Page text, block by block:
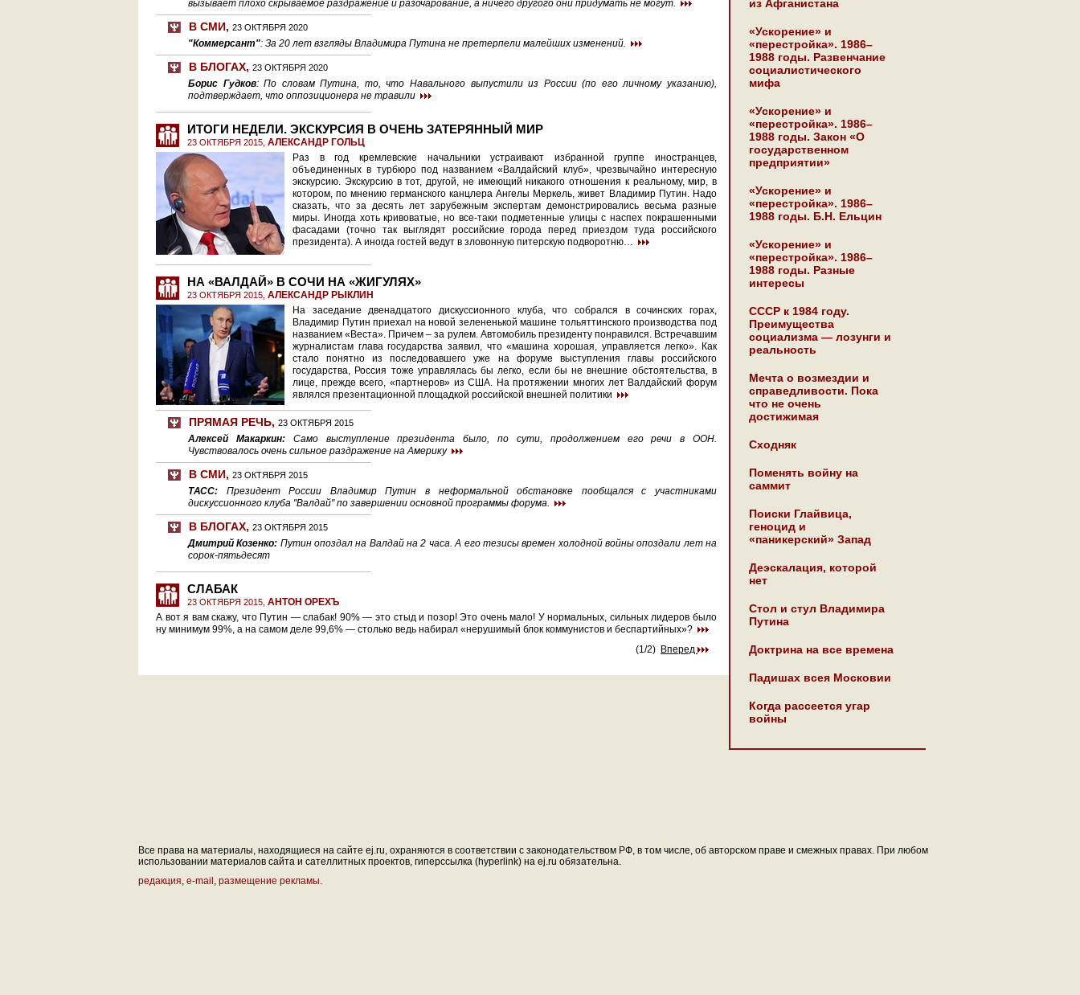
вызывает плохо скрываемое раздражение и разочарование, а ничего другого они придумать не могут.
В СМИ, 23 ОКТЯБРЯ 2020
"Коммерсант": За 20 лет взгляды Владимира Путина не претерпели малейших изменений.
В БЛОГАХ, 23 ОКТЯБРЯ 2020
Борис Гудков: По словам Путина, то, что Навального выпустили из России (по его личному указанию),
подтверждает, что оппозиционера не травили
ИТОГИ НЕДЕЛИ. ЭКСКУРСИЯ В ОЧЕНЬ ЗАТЕРЯННЫЙ МИР
23 ОКТЯБРЯ 2015, АЛЕКСАНДР ГОЛЬЦ
Раз в год кремлевские начальники устраивают избранной группе иностранцев,
объединенных в турбюро под названием «Валдайский клуб», чрезвычайно интересную
экскурсию. Экскурсию в тот, другой, не имеющий никакого отношения к реальному, мир, в
котором, по мнению германского канцлера Ангелы Меркель, живет Владимир Путин. Надо
сказать, что за десять лет зарубежным экспертам демонстрировались весьма разные
миры. Иногда хоть кривоватые, но все-таки подметенные улицы с наспех покрашенными
фасадами (точно так выглядят российские города перед приездом туда российского
президента). А иногда гостей ведут в зловонную питерскую подворотню…
НА «ВАЛДАЙ» В СОЧИ НА «ЖИГУЛЯХ»
23 ОКТЯБРЯ 2015, АЛЕКСАНДР РЫКЛИН
На заседание двенадцатого дискуссионного клуба, что собрался в сочинских горах,
Владимир Путин приехал на новой зелененькой машине тольяттинского производства под
названием «Веста». Причем – за рулем. Автомобиль президенту понравился. Встречавшим
журналистам глава государства заявил, что «машина хорошая, управляется легко». Как
стало понятно из последовавшего уже на форуме выступления главы российского
государства, Россия тоже управлялась бы легко, если бы не внешние обстоятельства, в
лице, прежде всего, «партнеров» из США. На протяжении многих лет Валдайский форум
являлся презентационной площадкой российской внешней политики
ПРЯМАЯ РЕЧЬ, 23 ОКТЯБРЯ 2015
Алексей Макаркин: Само выступление президента было, по сути, продолжением его речи в ООН.
Чувствовалось очень сильное раздражение на Америку
В СМИ, 23 ОКТЯБРЯ 2015
ТАСС: Президент России Владимир Путин в неформальной обстановке пообщался с участниками
дискуссионного клуба "Валдай" по завершении основной программы форума.
В БЛОГАХ, 23 ОКТЯБРЯ 2015
Дмитрий Козенко: Путин опоздал на Валдай на 2 часа. А его тезисы времен холодной войны опоздали лет на
сорок-пятьдесят
СЛАБАК
23 ОКТЯБРЯ 2015, АНТОН ОРЕХЪ
А вот я вам скажу, что Путин — слабак! 90% — это стыд и позор! Это очень мало! У нормальных, сильных лидеров было
ну минимум 99%, а на самом деле 99,6% — столько ведь набирал «нерушимый блок коммунистов и беспартийных»?
(1/2) Вперед
из Афганистана
«Ускорение» и
«перестройка». 1986–
1988 годы. Развенчание
социалистического
мифа
«Ускорение» и
«перестройка». 1986–
1988 годы. Закон «О
государственном
предприятии»
«Ускорение» и
«перестройка». 1986–
1988 годы. Б.Н. Ельцин
«Ускорение» и
«перестройка». 1986–
1988 годы. Разные
интересы
СССР к 1984 году.
Преимущества
социализма — лозунги и
реальность
Мечта о возмездии и
справедливости. Пока
что не очень
достижимая
Сходняк
Поменять войну на
саммит
Поиски Глайвица,
геноцид и
«паникерский» Запад
Деэскалация, которой
нет
Стол и стул Владимира
Путина
Доктрина на все времена
Падишах всея Московии
Когда рассеется угар
войны
Все права на материалы, находящиеся на сайте ej.ru, охраняются в соответствии с законодательством РФ, в том числе, об авторском праве и смежных правах. При любом
использовании материалов сайта и сателлитных проектов, гиперссылка (hyperlink) на ej.ru обязательна.
редакция, e-mail , размещение рекламы.